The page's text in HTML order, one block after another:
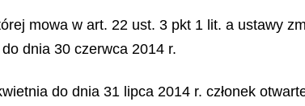
mowa w art. 22 ust. 3 pkt 1 lit. a ustawy
dnia 30 czerwca 2014 r.
do dnia 31 lipca 2014 r. członek